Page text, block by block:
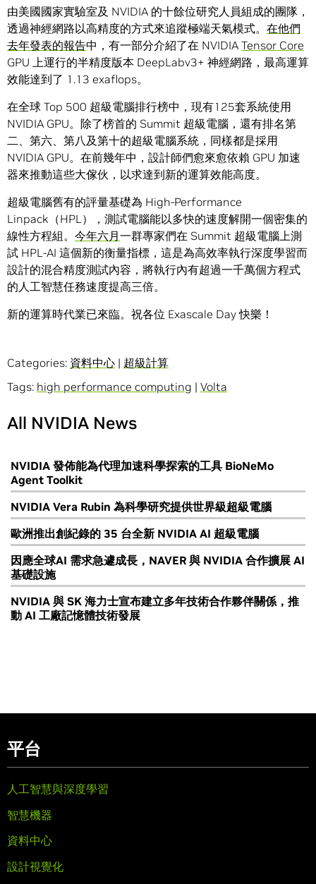
由美國國家實驗室及 NVIDIA 的十餘位研究人員組成的團隊，
透過神經網路以高精度的方式來追蹤極端天氣模式。 在他們
去年發表的報告中，有一部分介紹了在 NVIDIA Tensor Core
GPU 上運行的半精度版本 DeepLabv3+ 神經網路，最高運算
效能達到了 1.13 exaflops。
在全球 Top 500 超級電腦排行榜中，現有125套系統使用
NVIDIA GPU。除了榜首的 Summit 超級電腦，還有排名第
二、第六、第八及第十的超級電腦系統，同樣都是採用
NVIDIA GPU。在前幾年中，設計師們愈來愈依賴 GPU 加速
器來推動這些大傢伙，以求達到新的運算效能高度。
超級電腦舊有的評量基礎為 High-Performance
Linpack（HPL），測試電腦能以多快的速度解開一個密集的
線性方程組。 今年六月一群專家們在 Summit 超級電腦上測
試 HPL-AI 這個新的衡量指標，這是為高效率執行深度學習而
設計的混合精度測試內容，將執行內有超過一千萬個方程式
的人工智慧任務速度提高三倍。
新的運算時代業已來臨。祝各位 Exascale Day 快樂！
Categories: 資料中心 | 超級計算
Tags: high performance computing | Volta
All NVIDIA News
NVIDIA 發佈能為代理加速科學探索的工具 BioNeMo
Agent Toolkit
NVIDIA Vera Rubin 為科學研究提供世界級超級電腦
歐洲推出創紀錄的 35 台全新 NVIDIA AI 超級電腦
因應全球AI 需求急遽成長，NAVER 與 NVIDIA 合作擴展 AI
基礎設施
NVIDIA 與 SK 海力士宣布建立多年技術合作夥伴關係，推
動 AI 工廠記憶體技術發展
平台
人工智慧與深度學習
智慧機器
資料中心
設計視覺化